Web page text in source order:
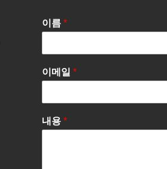
이름 *
이메일 *
내용 *